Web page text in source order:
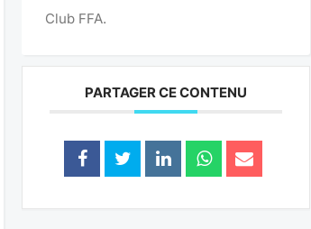
Club FFA.
PARTAGER CE CONTENU